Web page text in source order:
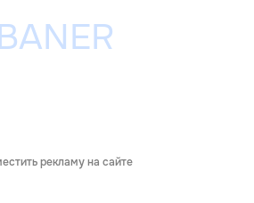
рекламу на сайте